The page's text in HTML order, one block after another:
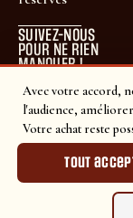
Avec votre accord,
l'audience,
Votre achat reste
Tout
SUIVEZ-NOUS
POUR NE RIEN
MANQUER !